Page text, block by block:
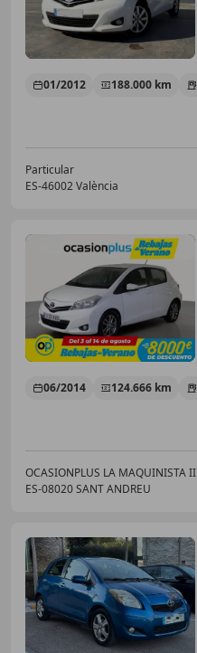
01/2012 188.000 km
Particular
ES-46002 València
06/2014 124.666 km
OCASIONPLUS LA MAQUINISTA II
ES-08020 SANT ANDREU